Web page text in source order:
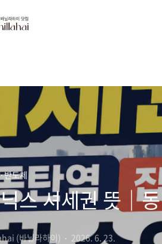
반도체
스 셔세권 뜻｜
(바닐라하이) 2026. 6. 23.